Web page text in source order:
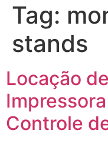
Tag:
stands
Locação
Controle